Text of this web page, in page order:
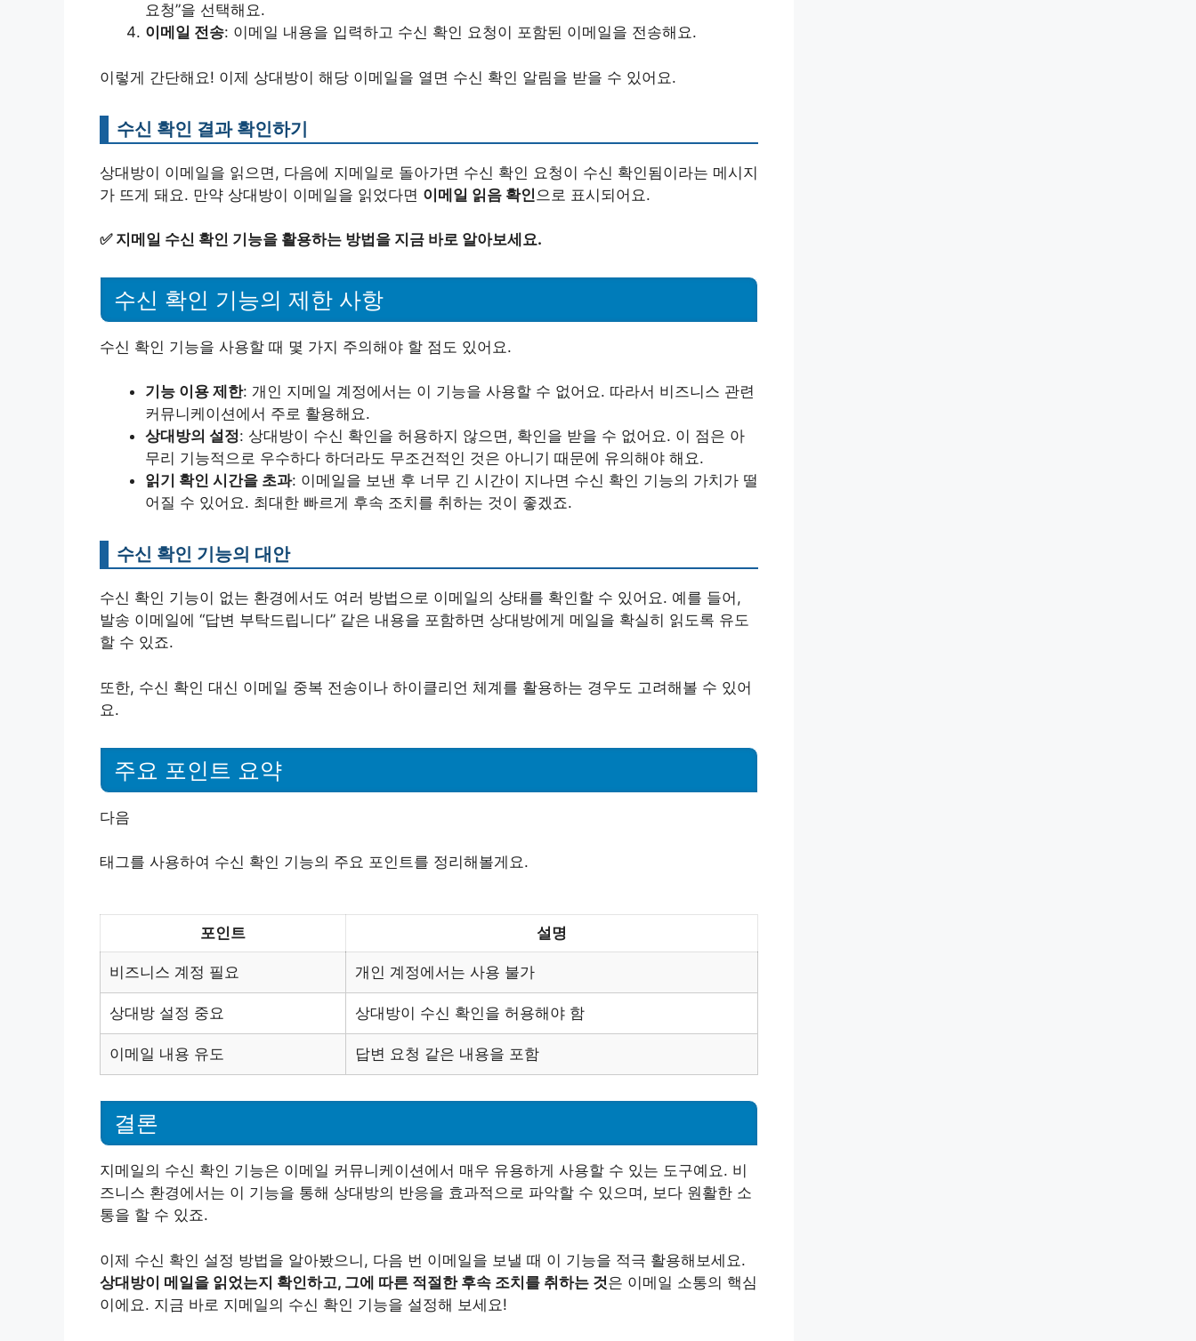
요청”을 선택해요.
이메일 전송: 이메일 내용을 입력하고 수신 확인 요청이 포함된 이메일을 전송해요.
이렇게 간단해요! 이제 상대방이 해당 이메일을 열면 수신 확인 알림을 받을 수 있어요.
수신 확인 결과 확인하기
상대방이 이메일을 읽으면, 다음에 지메일로 돌아가면 수신 확인 요청이 수신 확인됨이라는 메시지
가 뜨게 돼요. 만약 상대방이 이메일을 읽었다면 이메일 읽음 확인 으로 표시되어요.
✅ 지메일 수신 확인 기능을 활용하는 방법을 지금 바로 알아보세요.
수신 확인 기능의 제한 사항
수신 확인 기능을 사용할 때 몇 가지 주의해야 할 점도 있어요.
기능 이용 제한: 개인 지메일 계정에서는 이 기능을 사용할 수 없어요. 따라서 비즈니스 관련
커뮤니케이션에서 주로 활용해요.
상대방의 설정: 상대방이 수신 확인을 허용하지 않으면, 확인을 받을 수 없어요. 이 점은 아
무리 기능적으로 우수하다 하더라도 무조건적인 것은 아니기 때문에 유의해야 해요.
읽기 확인 시간을 초과: 이메일을 보낸 후 너무 긴 시간이 지나면 수신 확인 기능의 가치가 떨
어질 수 있어요. 최대한 빠르게 후속 조치를 취하는 것이 좋겠죠.
수신 확인 기능의 대안
수신 확인 기능이 없는 환경에서도 여러 방법으로 이메일의 상태를 확인할 수 있어요. 예를 들어,
발송 이메일에 “답변 부탁드립니다” 같은 내용을 포함하면 상대방에게 메일을 확실히 읽도록 유도
할 수 있죠.
또한, 수신 확인 대신 이메일 중복 전송이나 하이클리언 체계를 활용하는 경우도 고려해볼 수 있어
요.
주요 포인트 요약
다음
태그를 사용하여 수신 확인 기능의 주요 포인트를 정리해볼게요.
포인트 설명
비즈니스 계정 필요 개인 계정에서는 사용 불가
상대방 설정 중요 상대방이 수신 확인을 허용해야 함
이메일 내용 유도 답변 요청 같은 내용을 포함
결론
지메일의 수신 확인 기능은 이메일 커뮤니케이션에서 매우 유용하게 사용할 수 있는 도구예요. 비
즈니스 환경에서는 이 기능을 통해 상대방의 반응을 효과적으로 파악할 수 있으며, 보다 원활한 소
통을 할 수 있죠.
이제 수신 확인 설정 방법을 알아봤으니, 다음 번 이메일을 보낼 때 이 기능을 적극 활용해보세요.
상대방이 메일을 읽었는지 확인하고, 그에 따른 적절한 후속 조치를 취하는 것은 이메일 소통의 핵심
이에요. 지금 바로 지메일의 수신 확인 기능을 설정해 보세요!